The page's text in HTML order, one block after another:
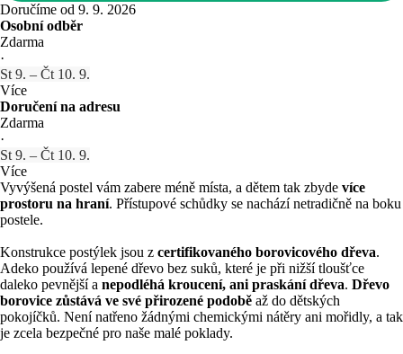
Doručíme od 9. 9. 2026
Osobní odběr
Zdarma
·
St 9. – Čt 10. 9.
Více
Doručení na adresu
Zdarma
·
St 9. – Čt 10. 9.
Více
Vyvýšená postel vám zabere méně místa, a dětem tak zbyde více
prostoru na hraní. Přístupové schůdky se nachází netradičně na boku
postele.
Konstrukce postýlek jsou z certifikovaného borovicového dřeva.
Adeko používá lepené dřevo bez suků, které je při nižší tloušťce
daleko pevnější a nepodléhá kroucení, ani praskání dřeva. Dřevo
borovice zůstává ve své přirozené podobě až do dětských
pokojíčků. Není natřeno žádnými chemickými nátěry ani mořidly, a tak
je zcela bezpečné pro naše malé poklady.